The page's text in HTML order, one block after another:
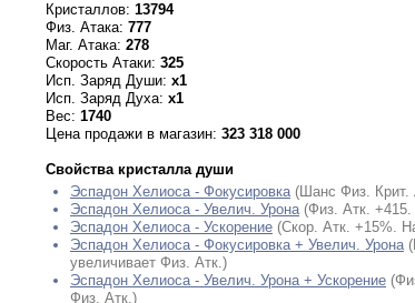
Кристаллов: 13794
Физ. Атака: 777
Маг. Атака: 278
Скорость Атаки: 325
Исп. Заряд Души: x1
Исп. Заряд Духа: x1
Вес: 1740
Цена продажи в магазин: 323 318 000
Свойства кристалла души
Эспадон Хелиоса - Фокусировка (Шанс Физ. Крит.
Эспадон Хелиоса - Увелич. Урона (Физ. Атк.
Эспадон Хелиоса - Ускорение (Скор. Атк. +15%.
Эспадон Хелиоса - Фокусировка + Увелич. Урона
увеличивает Физ. Атк.)
Эспадон Хелиоса - Увелич. Урона + Ускорение
Физ. Атк.)